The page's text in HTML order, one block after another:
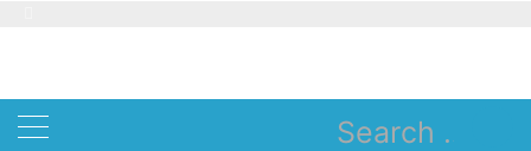
Search